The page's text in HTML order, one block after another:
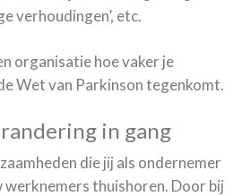
verhoudingen’, etc.
organisatie hoe vaker je
Wet van Parkinson tegenkomt.
in gang
die jij als ondernemer
werknemers thuishoren. Door bij